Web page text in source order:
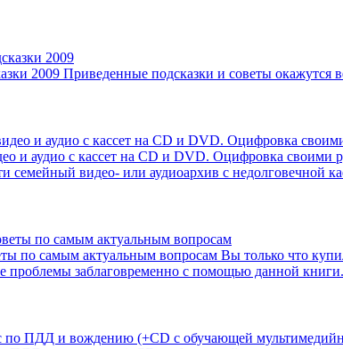
2009 Приведенные подсказки и советы окажутся
и аудио с кассет на CD и DVD. Оцифровка своими
семейный видео- или аудиоархив с
по самым актуальным вопросам Вы только что
проблемы заблаговременно с помощью данной книги.